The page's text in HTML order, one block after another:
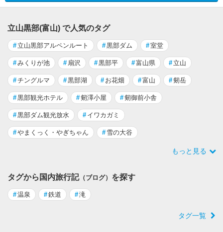
立山黒部(富山) で人気のタグ
# 立山黒部アルペンルート #黒部ダム #室堂
#みくりが池 # 扇沢 #黒部平 #富山県 # 立山
#チングルマ #黒部湖 # お花畑 #富山 #剱岳
#黒部観光ホテル #剱澤小屋 #剱御前小舎
#黒部ダム観光放水 # イワカガミ
#やまくっく・やぎちゃん # 雪の大谷
もっと見る
タグから国内旅行記（ブログ） を探す
#温泉 #鉄道 #滝
タグ一覧